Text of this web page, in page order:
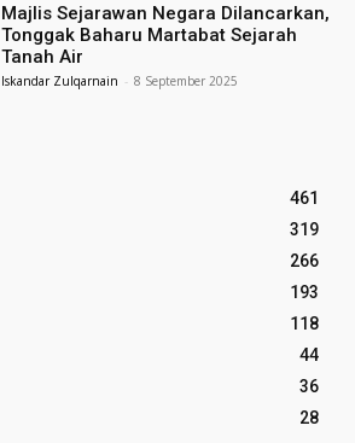
Majlis Sejarawan Negara Dilancarkan,
Tonggak Baharu Martabat Sejarah
Tanah Air
Iskandar Zulqarnain - 8 September 2025
461
319
266
193
118
44
36
28